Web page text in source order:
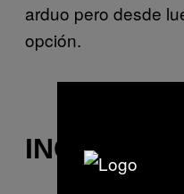
arduo pero desde
opción.
INGLÉS